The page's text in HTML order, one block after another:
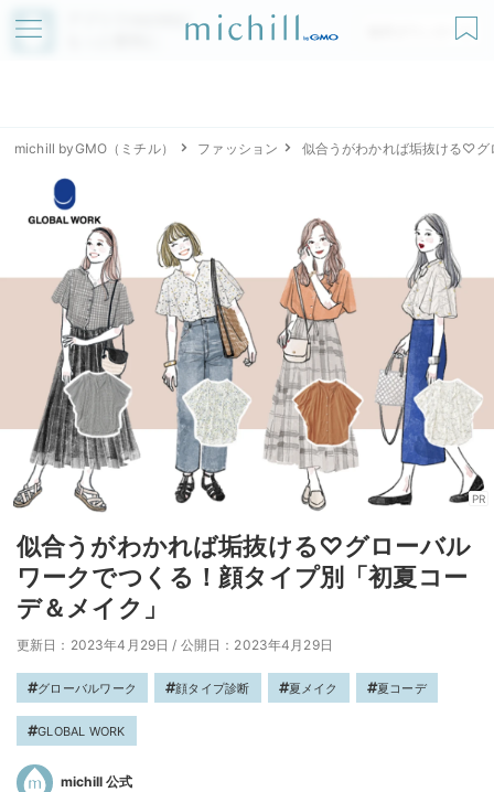
アプリでmichillが
無料ダウンロード
michill byGMO（ミチル） ファッション 似合うがわかれば垢抜ける♡グ
PR
似合うがわかれば垢抜ける♡グローバル
ワークでつくる！顔タイプ別「初夏コー
デ＆メイク」
更新日：2023年4月29日 / 公開日：2023年4月29日
グローバルワーク 顔タイプ診断 夏メイク 夏コーデ
GLOBAL WORK
michill 公式